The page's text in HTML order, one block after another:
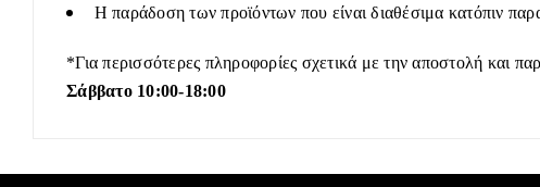
Η παράδοση των προϊόντων που είναι διαθέσιμα κατόπιν
*Για περισσότερες πληροφορίες σχετικά με την αποστολή και
Σάββατο 10:00-18:00